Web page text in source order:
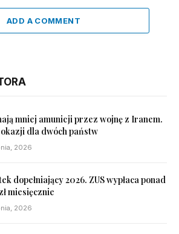
ADD A COMMENT
mniej amunicji przez wojnę z Iranem.
dla dwóch państw
2026
dopełniający 2026. ZUS wypłaca ponad
miesięcznie
2026